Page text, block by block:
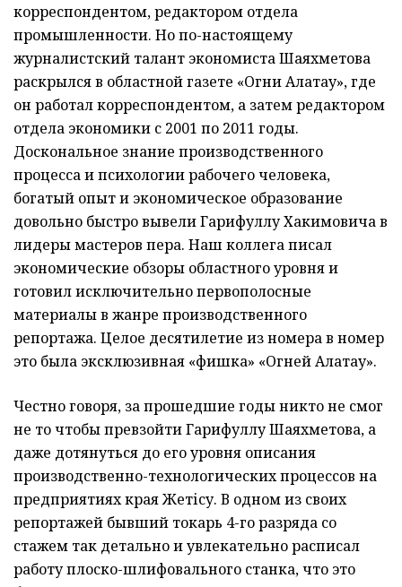
корреспондентом, редактором отдела
промышленности. Но по-настоящему
журналистский талант экономиста Шаяхметова
раскрылся в областной газете «Огни Алатау», где
он работал корреспондентом, а затем редактором
отдела экономики с 2001 по 2011 годы.
Доскональное знание производственного
процесса и психологии рабочего человека,
богатый опыт и экономическое образование
довольно быстро вывели Гарифуллу Хакимовича в
лидеры мастеров пера. Наш коллега писал
экономические обзоры областного уровня и
готовил исключительно первополосные
материалы в жанре производственного
репортажа. Целое десятилетие из номера в номер
это была эксклюзивная «фишка» «Огней Алатау».
Честно говоря, за прошедшие годы никто не смог
не то чтобы превзойти Гарифуллу Шаяхметова, а
даже дотянуться до его уровня описания
производственно-технологических процессов на
предприятиях края Жетісу. В одном из своих
репортажей бывший токарь 4-го разряда со
стажем так детально и увлекательно расписал
работу плоско-шлифовального станка, что это